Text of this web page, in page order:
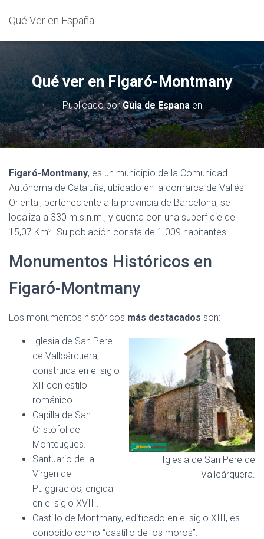
Qué Ver en España
Qué ver en Figaró-Montmany
Publicado porGuia de Espanaen
Figaró-Montmany, es un municipio de la Comunidad
Autónoma de Cataluña, ubicado en la comarca de Vallés
Oriental, perteneciente a la provincia de Barcelona, se
localiza a 330 m.s.n.m., y cuenta con una superficie de
15,07 Km². Su población consta de 1 009 habitantes.
Monumentos Históricos en
Figaró-Montmany
Los monumentos históricos más destacados son:
Iglesia de San Pere de
Vallcárquera.
Iglesia de San Pere
de Vallcárquera,
construida en el siglo
XII con estilo
románico.
Capilla de San
Cristófol de
Monteugues.
Santuario de la
Virgen de
Puiggraciós, erigida
en el siglo XVIII.
Castillo de Montmany, edificado en el siglo XIII, es
conocido como “castillo de los moros”.